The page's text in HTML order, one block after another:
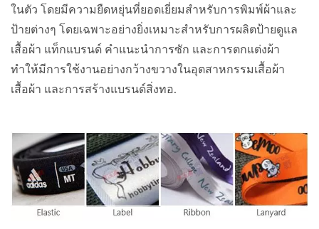
ในตัว โดยมีความยืดหยุ่นที่ยอดเยี่ยมสำหรับการพิมพ์ผ้าและ
ป้ายต่างๆ โดยเฉพาะอย่างยิ่งเหมาะสำหรับการผลิตป้ายดูแล
เสื้อผ้า แท็กแบรนด์ คำแนะนำการซัก และการตกแต่งผ้า
ทำให้มีการใช้งานอย่างกว้างขวางในอุตสาหกรรมเสื้อผ้า
เสื้อผ้า และการสร้างแบรนด์สิ่งทอ.